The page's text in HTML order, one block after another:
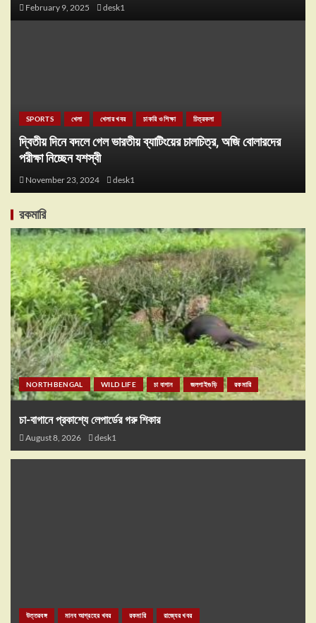
February 9, 2025 desk1
SPORTS খেলা খেলার খবর চাকরি ও শিক্ষা চিত্রকলা
দ্বিতীয় দিনে বদলে গেল ভারতীয় ব্যাটিংয়ের চালচিত্র, অজি বোলারদের
পরীক্ষা নিচ্ছেন যশস্বী
November 23, 2024 desk1
রকমারি
NORTHBENGAL WILD LIFE চা বাগান জলপাইগুড়ি রকমারি
চা-বাগানে প্রকাশ্যে লেপার্ডের গরু শিকার
August 8, 2026 desk1
উত্তরবঙ্গ মানব আগ্রহের খবর রকমারি রাজ্যের খবর